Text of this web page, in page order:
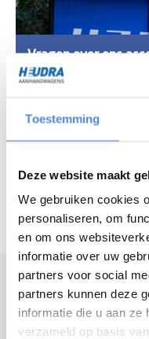
Toestemming
Deze website maakt
We gebruiken cookies
personaliseren, om
en om ons
informatie over uw
partners voor social
partners kunnen deze
informatie die u aan ze
verzameld op basis
Vragen over ons
Chat met onze experts
Openingstijden
Deze tandemas
formaat van 304x151cm en